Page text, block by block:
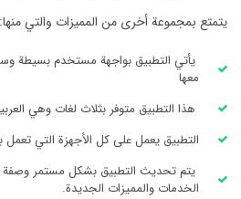
يتمتع بمجموعة أخرى من المميزات والتي منها:
يأتي التطبيق بواجهة مستخدم بسيطة
معها
هذا التطبيق متوفر بثلاث لغات وهي
التطبيق يعمل على كل الأجهزة التي تعمل
يتم تحديث التطبيق بشكل مستمر وصفة
الخدمات والمميزات الجديدة.